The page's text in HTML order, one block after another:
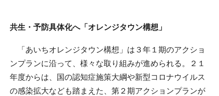
共生・予防具体化へ「オレンジタウン構想」
「あいちオレンジタウン構想」は３年１期のアクショ
ンプランに沿って、様々な取り組みが進められる。２１
年度からは、国の認知症施策大綱や新型コロナウイルス
の感染拡大なども踏まえた、第２期アクションプランが